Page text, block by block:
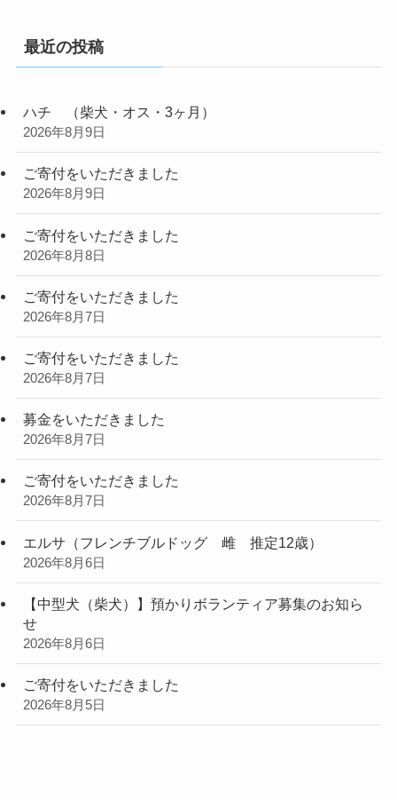
最近の投稿
ハチ （柴犬・オス・3ヶ月）
2026年8月9日
ご寄付をいただきました
2026年8月9日
ご寄付をいただきました
2026年8月8日
ご寄付をいただきました
2026年8月7日
ご寄付をいただきました
2026年8月7日
募金をいただきました
2026年8月7日
ご寄付をいただきました
2026年8月7日
エルサ（フレンチブルドッグ 雌 推定12歳）
2026年8月6日
【中型犬（柴犬）】預かりボランティア募集のお知ら
せ
2026年8月6日
ご寄付をいただきました
2026年8月5日